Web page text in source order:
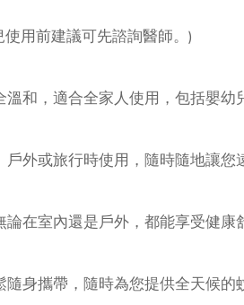
用前建議可先諮詢醫師。)
和，適合全家人使用，包括嬰幼
外或旅行時使用，隨時隨地讓您
在室內還是戶外，都能享受健康
身攜帶，隨時為您提供全天候的